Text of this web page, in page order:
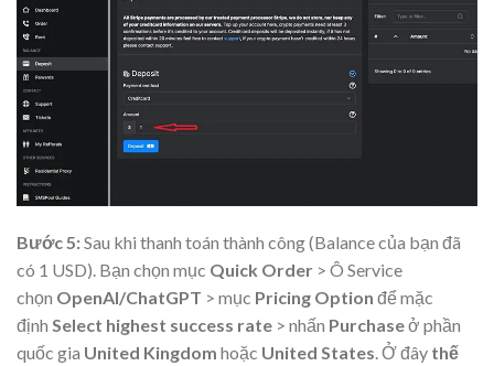
Bước 5:Sau khi thanh toán thành công (Balance của bạn đã
có 1 USD). Bạn chọn mục Quick Order > Ô Service
chọn OpenAI/ChatGPT > mục Pricing Option để mặc
định Select highest success rate > nhấn Purchaseở phần
quốc gia United Kingdom hoặc United States. Ở đây thế